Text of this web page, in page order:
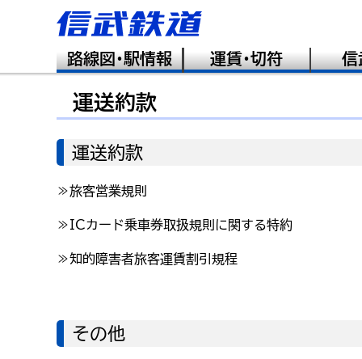
路線図･駅情報 運賃･切符 信
運送約款
運送約款
≫旅客営業規則
≫ICカード乗車券取扱規則に関する特約
≫知的障害者旅客運賃割引規程
その他